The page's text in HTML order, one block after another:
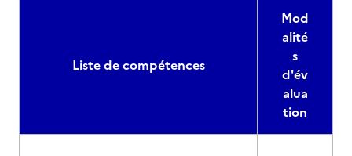
Liste de compétences
Mod
alité
s
d'év
alua
tion